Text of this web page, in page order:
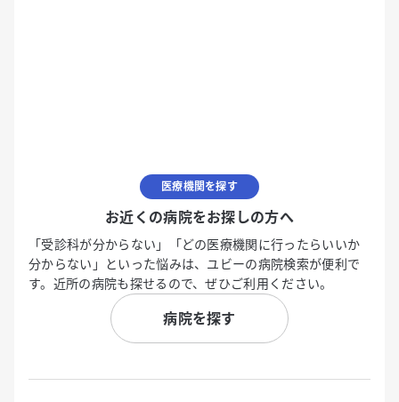
医療機関を探す
お近くの病院をお探しの方へ
「受診科が分からない」「どの医療機関に行ったらいいか
分からない」といった悩みは、ユビーの病院検索が便利で
す。近所の病院も探せるので、ぜひご利用ください。
病院を探す